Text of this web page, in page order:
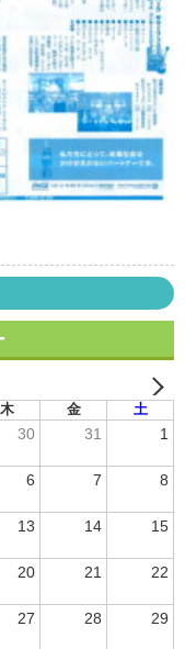
木 金 土
30 31 1
6 7 8
13 14 15
20 21 22
27 28 29